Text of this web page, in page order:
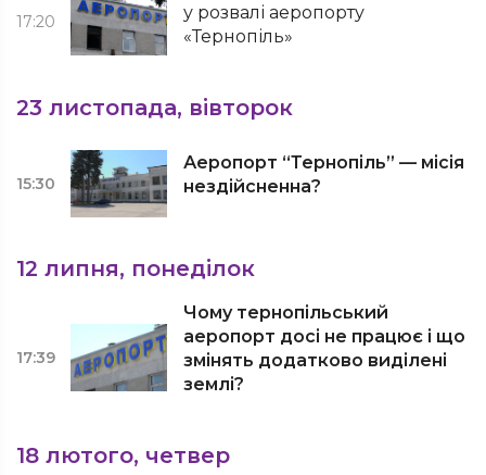
17:20
у розвалі аеропорту
«Тернопіль»
23 листопада, вівторок
15:30
Аеропорт “Тернопіль” — місія
нездійсненна?
12 липня, понеділок
17:39
Чому тернопільський
аеропорт досі не працює і що
змінять додатково виділені
землі?
18 лютого, четвер